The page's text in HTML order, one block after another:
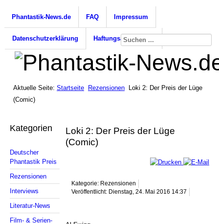
Phantastik-News.de FAQ Impressum
Datenschutzerklärung Haftungsausschluss
Aktuelle Seite: Startseite Rezensionen
Loki 2: Der Preis der Lüge
(Comic)
Kategorien
Deutscher
Phantastik Preis
Rezensionen
Interviews
Literatur-News
Film- & Serien-
Loki 2: Der Preis der Lüge
(Comic)
Kategorie: Rezensionen
Veröffentlicht: Dienstag, 24. Mai 2016 14:37